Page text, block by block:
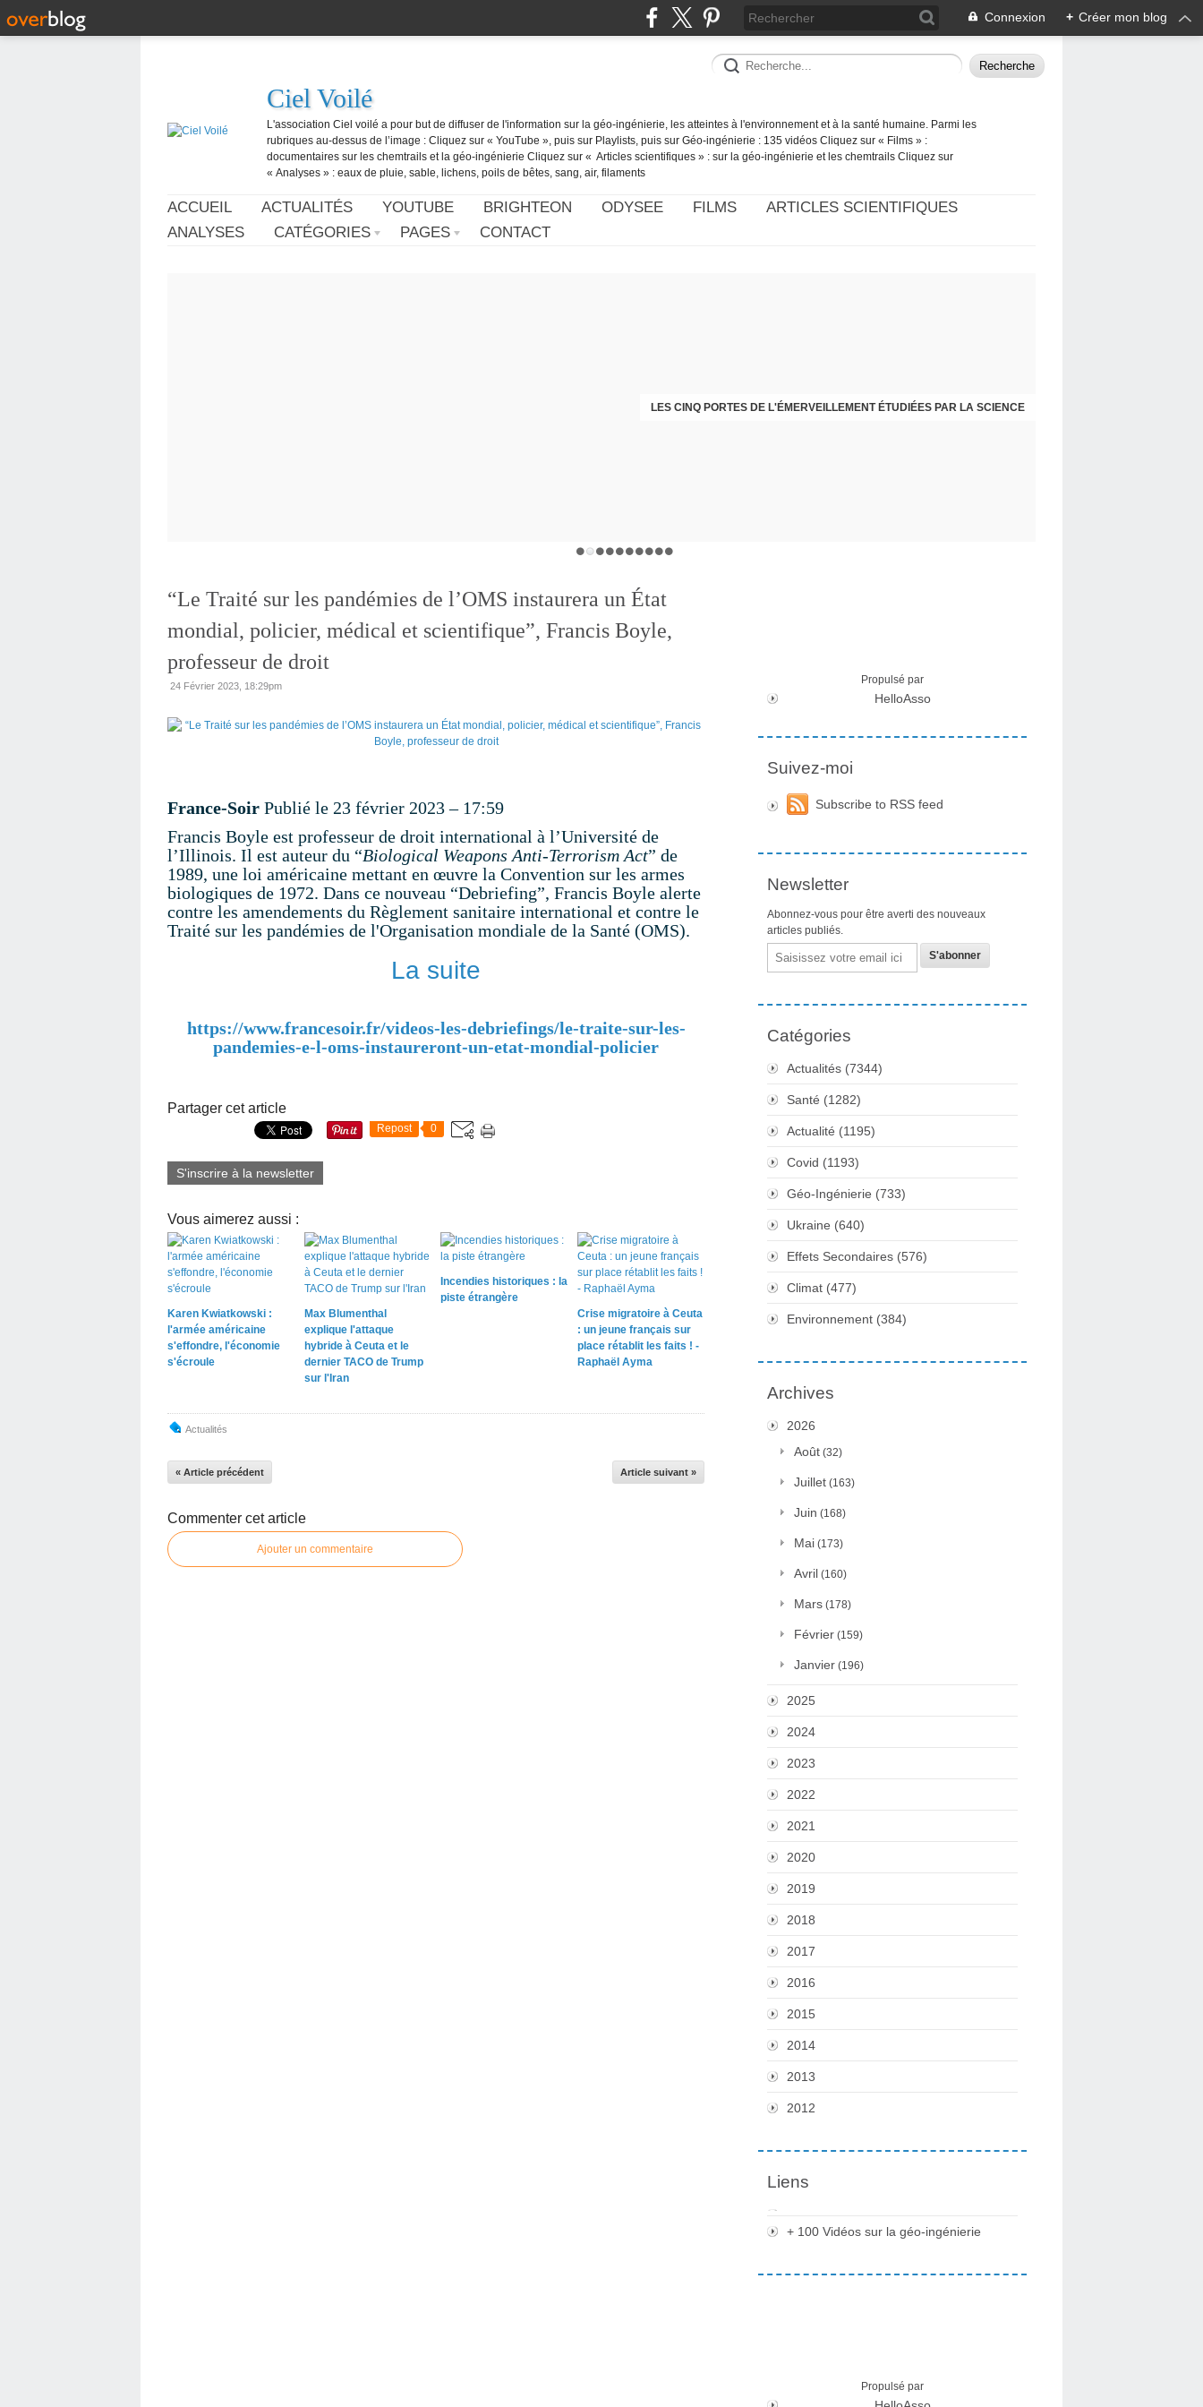
Connexion + Créer mon blog
Ciel Voilé
L'association Ciel voilé a pour but de diffuser de l'information sur la géo-ingénierie, les atteintes à l'environnement et à la santé humaine. Parmi les
rubriques au-dessus de l’image : Cliquez sur « YouTube », puis sur Playlists, puis sur Géo-ingénierie : 135 vidéos Cliquez sur « Films » :
documentaires sur les chemtrails et la géo-ingénierie Cliquez sur « Articles scientifiques » : sur la géo-ingénierie et les chemtrails Cliquez sur
« Analyses » : eaux de pluie, sable, lichens, poils de bêtes, sang, air, filaments
ACCUEIL ACTUALITÉS YOUTUBE BRIGHTEON ODYSEE FILMS
ARTICLES SCIENTIFIQUES
ANALYSES
CATÉGORIES PAGES CONTACT
LES CINQ PORTES DE L'ÉMERVEILLEMENT ÉTUDIÉES PAR LA SCIENCE
CHRISTOPHE PERRET GENTIL : RECEVOIR LE MESSAGE DES PLANTES
“Le Traité sur les pandémies de l’OMS instaurera un État
mondial, policier, médical et scientifique”, Francis Boyle,
professeur de droit
24 Février 2023, 18:29pm
France-Soir Publié le 23 février 2023 – 17:59
Francis Boyle est professeur de droit international à l’Université de
l’Illinois. Il est auteur du “Biological Weapons Anti-Terrorism Act” de
1989, une loi américaine mettant en œuvre la Convention sur les armes
biologiques de 1972. Dans ce nouveau “Debriefing”, Francis Boyle alerte
contre les amendements du Règlement sanitaire international et contre le
Traité sur les pandémies de l'Organisation mondiale de la Santé (OMS).
La suite
https://www.francesoir.fr/videos-les-debriefings/le-traite-sur-les-
pandemies-e-l-oms-instaureront-un-etat-mondial-policier
Partager cet article
Repost 0
S'inscrire à la newsletter
Vous aimerez aussi :
Karen Kwiatkowski :
l'armée américaine
s'effondre, l'économie
s'écroule
Max Blumenthal
explique l'attaque
hybride à Ceuta et le
dernier TACO de Trump
sur l'Iran
Incendies historiques : la
piste étrangère
Crise migratoire à Ceuta
: un jeune français sur
place rétablit les faits ! -
Raphaël Ayma
Actualités
« Article précédent Article suivant »
Commenter cet article
Ajouter un commentaire
Propulsé par
HelloAsso
Suivez-moi
Subscribe to RSS feed
Newsletter
Abonnez-vous pour être averti des nouveaux
articles publiés.
Email
Catégories
Actualités (7344)
Santé (1282)
Actualité (1195)
Covid (1193)
Géo-Ingénierie (733)
Ukraine (640)
Effets Secondaires (576)
Climat (477)
Environnement (384)
Archives
2026
Août (32)
Juillet (163)
Juin (168)
Mai (173)
Avril (160)
Mars (178)
Février (159)
Janvier (196)
2025
2024
2023
2022
2021
2020
2019
2018
2017
2016
2015
2014
2013
2012
Liens
+ 100 Vidéos sur la géo-ingénierie
Propulsé par